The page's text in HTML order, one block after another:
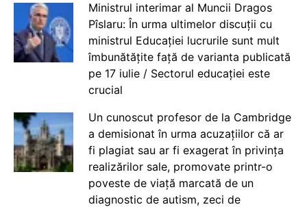
Ministrul interimar al Muncii Dragos
Pîslaru: În urma ultimelor discuții cu
ministrul Educației lucrurile sunt mult
îmbunătățite față de varianta publicată
pe 17 iulie / Sectorul educației este
crucial
Un cunoscut profesor de la Cambridge
a demisionat în urma acuzațiilor că ar
fi plagiat sau ar fi exagerat în privința
realizărilor sale, promovate printr-o
poveste de viață marcată de un
diagnostic de autism, zeci de